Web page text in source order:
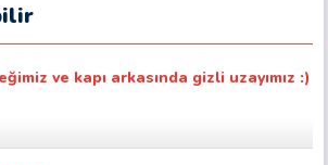
ve kapı arkasında gizli uzayımız :)